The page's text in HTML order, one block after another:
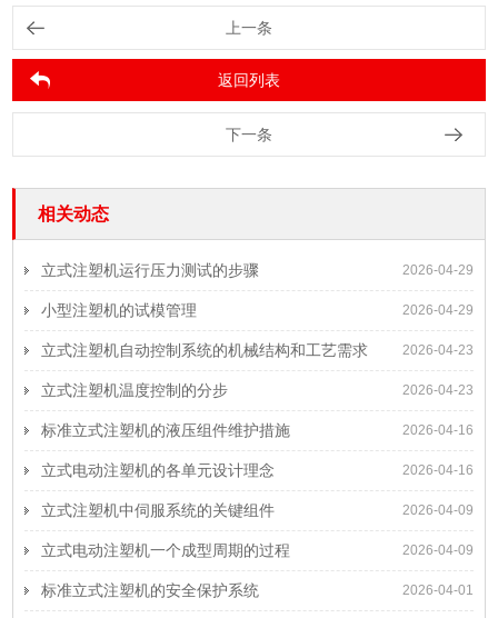
上一条
返回列表
下一条
相关动态
2026-04-29
立式注塑机运行压力测试的步骤
2026-04-29
小型注塑机的试模管理
2026-04-23
立式注塑机自动控制系统的机械结构和工艺需求
2026-04-23
立式注塑机温度控制的分步
2026-04-16
标准立式注塑机的液压组件维护措施
2026-04-16
立式电动注塑机的各单元设计理念
2026-04-09
立式注塑机中伺服系统的关键组件
2026-04-09
立式电动注塑机一个成型周期的过程
2026-04-01
标准立式注塑机的安全保护系统